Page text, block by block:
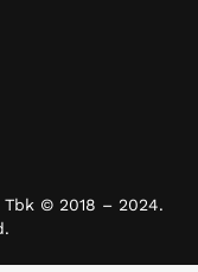
Tbk © 2018 – 2024.